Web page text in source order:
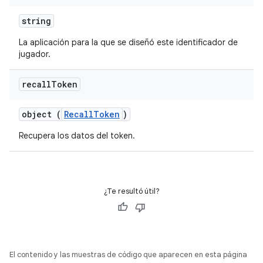
string
La aplicación para la que se diseñó este identificador de
jugador.
recallToken
object ( RecallToken )
Recupera los datos del token.
¿Te resultó útil?
El contenido y las muestras de código que aparecen en esta página